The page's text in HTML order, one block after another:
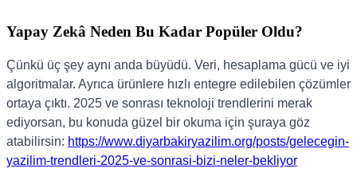
Yapay Zekâ Neden Bu Kadar Popüler Oldu?
Çünkü üç şey aynı anda büyüdü. Veri, hesaplama gücü ve iyi
algoritmalar. Ayrıca ürünlere hızlı entegre edilebilen çözümler
ortaya çıktı. 2025 ve sonrası teknoloji trendlerini merak
ediyorsan, bu konuda güzel bir okuma için şuraya göz
atabilirsin: https://www.diyarbakiryazilim.org/posts/gelecegin-
yazilim-trendleri-2025-ve-sonrasi-bizi-neler-bekliyor